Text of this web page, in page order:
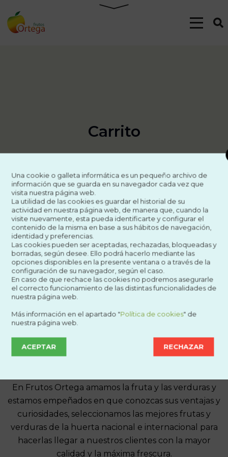
Carrito
[woocommerce_cart]
En Frutos Ortega amamos la fruta y las verduras y
estamos empeñados en que conozcas sus ventajas y
curiosidades, seleccionamos las mejores frutas y
verduras de la huerta nacional e internacional para
hacerlas llegar a nuestros clientes con la mayor
calidad y la máxima frescura.
Una cookie o galleta informática es un pequeño archivo de
información que se guarda en su navegador cada vez que
visita nuestra página web.
La utilidad de las cookies es guardar el historial de su
actividad en nuestra página web, de manera que, cuando la
visite nuevamente, esta pueda identificarte y configurar el
contenido de la misma en base a sus hábitos de navegación,
identidad y preferencias.
Las cookies pueden ser aceptadas, rechazadas, bloqueadas y
borradas, según desee. Ello podrá hacerlo mediante las
opciones disponibles en la presente ventana o a través de la
configuración de su navegador, según el caso.
En caso de que rechace las cookies no podremos asegurarle
el correcto funcionamiento de las distintas funcionalidades de
nuestra página web.
Más información en el apartado "Política de cookies" de
nuestra página web.
ACEPTAR RECHAZAR